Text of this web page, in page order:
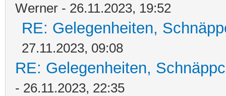
Werner - 26.11.2023, 19:52
RE: Gelegenheiten,
27.11.2023, 09:08
RE: Gelegenheiten,
- 26.11.2023, 22:35